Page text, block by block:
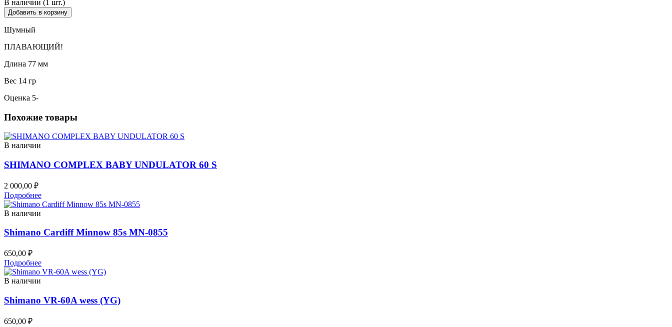
В наличии (1 шт.)
Добавить в корзину
Шумный
ПЛАВАЮЩИЙ!
Длина 77 мм
Вес 14 гр
Оценка 5-
Похожие товары
В наличии
SHIMANO COMPLEX BABY UNDULATOR 60 S
2 000,00 ₽
Подробнее
В наличии
Shimano Cardiff Minnow 85s MN-0855
650,00 ₽
Подробнее
В наличии
Shimano VR-60A wess (YG)
650,00 ₽